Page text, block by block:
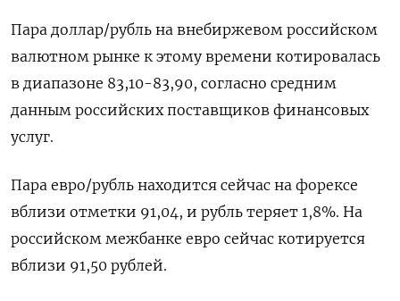
Пара доллар/рубль на внебиржевом российском
валютном рынке к этому времени котировалась
в диапазоне 83,10-83,90, согласно средним
данным российских поставщиков финансовых
услуг.
Пара евро/рубль находится сейчас на форексе
вблизи отметки 91,04, и рубль теряет 1,8%. На
российском межбанке евро сейчас котируется
вблизи 91,50 рублей.